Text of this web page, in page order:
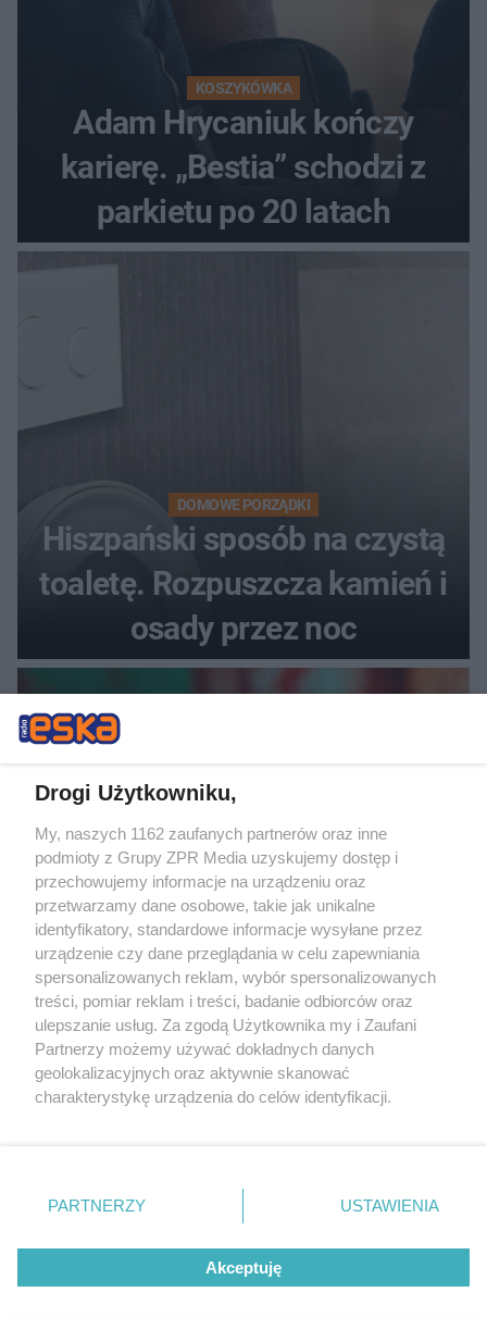
KOSZYKÓWKA
Adam Hrycaniuk kończy
karierę. „Bestia” schodzi z
parkietu po 20 latach
DOMOWE PORZĄDKI
Hiszpański sposób na czystą
toaletę. Rozpuszcza kamień i
osady przez noc
RZADKIE IMIONA
To imię brzmi jak nazwa
europejskiego kraju. W
Polsce nosi je zaledwie 3
kobiety
Drogi Użytkowniku,
My, naszych 1162 zaufanych partnerów oraz inne
podmioty z Grupy ZPR Media uzyskujemy dostęp i
przechowujemy informacje na urządzeniu oraz
przetwarzamy dane osobowe, takie jak unikalne
identyfikatory, standardowe informacje wysyłane przez
urządzenie czy dane przeglądania w celu zapewniania
spersonalizowanych reklam, wybór spersonalizowanych
treści, pomiar reklam i treści, badanie odbiorców oraz
ulepszanie usług. Za zgodą Użytkownika my i Zaufani
Partnerzy możemy używać dokładnych danych
geolokalizacyjnych oraz aktywnie skanować
charakterystykę urządzenia do celów identyfikacji.
zmienić/wycofać klikając przycisk ustawień prywatności
znajdujący się w lewym dolnym rogu strony
rodzaje przetwarzania danych nie wymagają zgody
użytkownika, ale masz prawo sprzeciwić się takiemu
przetwarzaniu. Preferencje będą miały zastosowanie tylko
PARTNERZY USTAWIENIA
Akceptuję